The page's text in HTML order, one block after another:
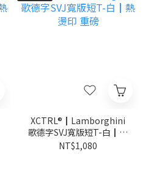
XCTRL®┃Lamborghini
歌德字SVJ寬版短T-白┃熱
燙印 重磅
NT$1,080